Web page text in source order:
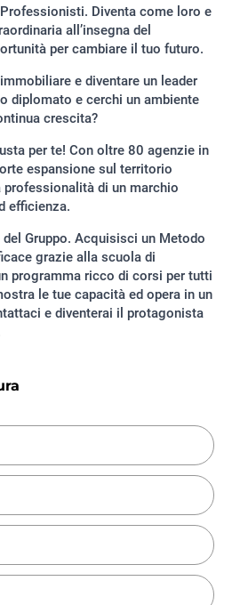
Diventa come loro e
all’insegna del
per cambiare il tuo futuro.
e diventare un leader
diplomato e cerchi un ambiente
crescita?
per te! Con oltre 80 agenzie in
espansione sul territorio
di un marchio
efficienza.
del Gruppo. Acquisisci un Metodo
grazie alla scuola di
programma ricco di corsi per tutti
le tue capacità ed opera in un
e diventerai il protagonista